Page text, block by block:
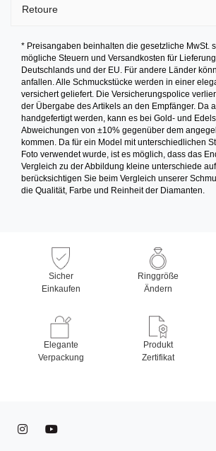
Retoure
* Preisangaben beinhalten die gesetzliche MwSt.
mögliche Steuern und Versandkosten für
Deutschlands und der EU. Für andere Länder
anfallen. Alle Schmuckstücke werden in einer
versichert geliefert. Die Versicherungspolice
der Übergabe des Artikels an den Empfänger. Da
handgefertigt werden, kann es bei Gold- und
Abweichungen von ±10% gegenüber dem
kommen. Da für ein Model mit unterschiedlichen
Foto verwendet wurde, ist es möglich, dass das
Vergleich zu der Abbildung kleine unterschiede
berücksichtigen Sie beim Vergleich unserer
die Qualität, Farbe und Reinheit der Diamanten.
Sicher
Einkaufen
Ringgröße
Ändern
Elegante
Verpackung
Produkt
Zertifikat